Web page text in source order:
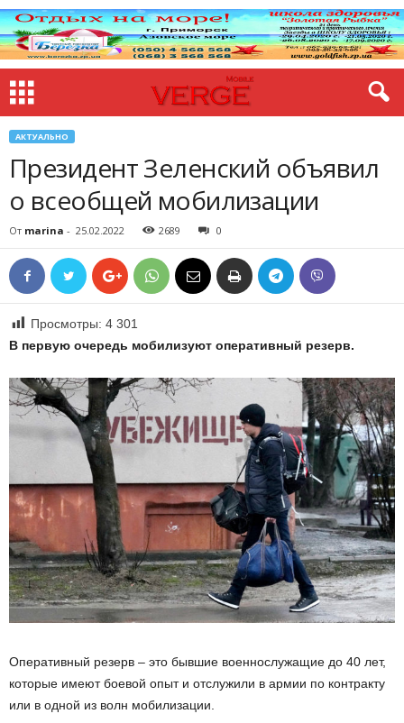
АКТУАЛЬНО
Президент Зеленский объявил
о всеобщей мобилизации
От marina - 25.02.2022 2689 0
Просмотры: 4 301
В первую очередь мобилизуют оперативный резерв.
Оперативный резерв – это бывшие военнослужащие до 40 лет,
которые имеют боевой опыт и отслужили в армии по контракту
или в одной из волн мобилизации.